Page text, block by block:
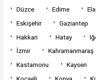
Düzce
Edirne
Eskişehir
Gaziantep
Hakkari
Hatay
İzmir
Kahramanmaraş
Kastamonu
Kayseri